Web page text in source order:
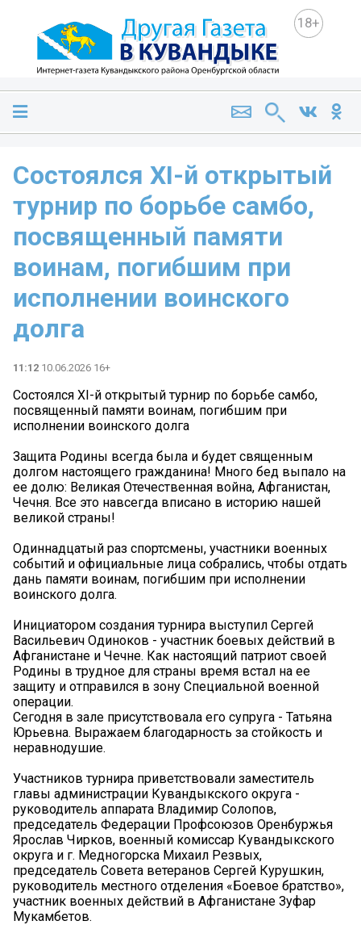
18+
Состоялся XI-й открытый
турнир по борьбе самбо,
посвященный памяти
воинам, погибшим при
исполнении воинского
долга
11:12 10.06.2026 16+
Состоялся XI-й открытый турнир по борьбе самбо,
посвященный памяти воинам, погибшим при
исполнении воинского долга
Защита Родины всегда была и будет священным
долгом настоящего гражданина! Много бед выпало на
ее долю: Великая Отечественная война, Афганистан,
Чечня. Все это навсегда вписано в историю нашей
великой страны!
Одиннадцатый раз спортсмены, участники военных
событий и официальные лица собрались, чтобы отдать
дань памяти воинам, погибшим при исполнении
воинского долга.
Инициатором создания турнира выступил Сергей
Васильевич Одиноков - участник боевых действий в
Афганистане и Чечне. Как настоящий патриот своей
Родины в трудное для страны время встал на ее
защиту и отправился в зону Специальной военной
операции.
Сегодня в зале присутствовала его супруга - Татьяна
Юрьевна. Выражаем благодарность за стойкость и
неравнодушие.
Участников турнира приветствовали заместитель
главы администрации Кувандыкского округа -
руководитель аппарата Владимир Солопов,
председатель Федерации Профсоюзов Оренбуржья
Ярослав Чирков, военный комиссар Кувандыкского
округа и г. Медногорска Михаил Резвых,
председатель Совета ветеранов Сергей Курушкин,
руководитель местного отделения «Боевое братство»,
участник военных действий в Афганистане Зуфар
Мукамбетов.